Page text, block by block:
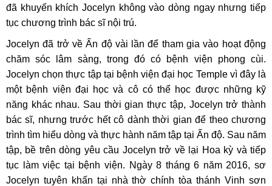
đã khuyến khích Jocelyn không vào dòng ngay nhưng tiếp
tục chương trình bác sĩ nội trú.
Jocelyn đã trở về Ấn độ vài lần để tham gia vào hoạt động
chăm sóc lâm sàng, trong đó có bệnh viện phong cùi.
Jocelyn chọn thực tập tại bệnh viện đại học Temple vì đây là
một bệnh viện đại học và cô có thể học được những kỹ
năng khác nhau. Sau thời gian thực tập, Jocelyn trở thành
bác sĩ, nhưng trước hết cô dành thời gian để theo chương
trình tìm hiểu dòng và thực hành năm tập tại Ấn độ. Sau năm
tập, bề trên dòng yêu cầu Jocelyn trở về lại Hoa kỳ và tiếp
tục làm việc tại bệnh viện. Ngày 8 tháng 6 năm 2016, sơ
Jocelyn tuyên khấn tại nhà thờ chính tòa thánh Vinh sơn